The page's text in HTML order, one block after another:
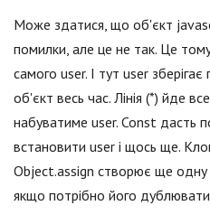
Може здатися, що об'єкт
помилки, але це не так. Це
самого user. І тут user
об'єкт весь час. Лінія (*) йде
набуватиме user. Const дасть
встановити user і щось ще.
Object.assign створює ще
якщо потрібно його